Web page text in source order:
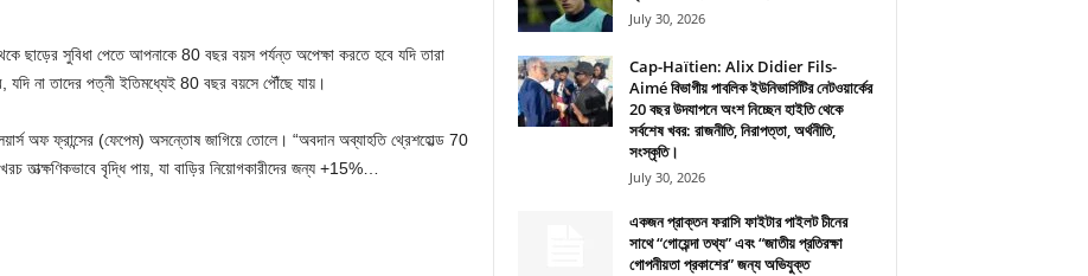
ছাড়ের সুবিধা পেতে আপনাকে 80 বছর বয়স পর্যন্ত অপেক্ষা করতে হবে যদি তারা
যদি না তাদের পত্নী ইতিমধ্যেই 80 বছর বয়সে পৌঁছে যায়।
অফ ফ্রান্সের (ফেপেম) অসন্তোষ জাগিয়ে তোলে। “অবদান অব্যাহতি থ্রেশহোল্ড 70
তাত্ক্ষণিকভাবে বৃদ্ধি পায়, যা বাড়ির নিয়োগকারীদের জন্য +15%…
July 30, 2026
Cap-Haïtien: Alix Didier Fils-
Aimé বিভাগীয় পাবলিক ইউনিভার্সিটির নেটওয়ার্কের
20 বছর উদযাপনে অংশ নিচ্ছেন হাইতি থেকে
সর্বশেষ খবর: রাজনীতি, নিরাপত্তা, অর্থনীতি,
সংস্কৃতি।
July 30, 2026
একজন প্রাক্তন ফরাসি ফাইটার পাইলট চীনের
সাথে “গোয়েন্দা তথ্য” এবং “জাতীয় প্রতিরক্ষা
গোপনীয়তা প্রকাশের” জন্য অভিযুক্ত